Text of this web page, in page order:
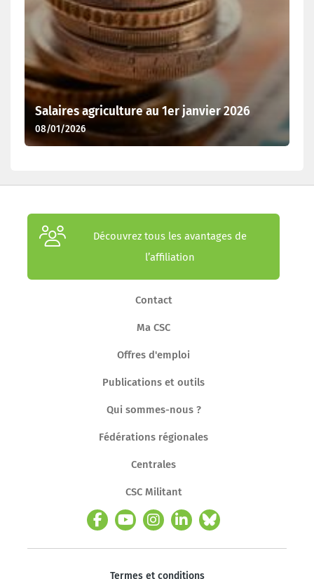
Salaires agriculture au 1er janvier 2026
08/01/2026
Découvrez tous les avantages de
l’affiliation
Contact
Ma CSC
Offres d'emploi
Publications et outils
Qui sommes-nous ?
Fédérations régionales
Centrales
CSC Militant
Termes et conditions